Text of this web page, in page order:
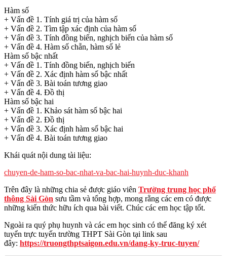
Hàm số
+ Vấn đề 1. Tính giá trị của hàm số
+ Vấn đề 2. Tìm tập xác định của hàm số
+ Vấn đề 3. Tính đồng biến, nghịch biến của hàm số
+ Vấn đề 4. Hàm số chẵn, hàm số lẻ
Hàm số bậc nhất
+ Vấn đề 1. Tính đồng biến, nghịch biến
+ Vấn đề 2. Xác định hàm số bậc nhất
+ Vấn đề 3. Bài toán tương giao
+ Vấn đề 4. Đồ thị
Hàm số bậc hai
+ Vấn đề 1. Khảo sát hàm số bậc hai
+ Vấn đề 2. Đồ thị
+ Vấn đề 3. Xác định hàm số bậc hai
+ Vấn đề 4. Bài toán tương giao
Khái quát nội dung tài liệu:
chuyen-de-ham-so-bac-nhat-va-bac-hai-huynh-duc-khanh
Trên đây là những chia sẻ được giáo viên Trường trung học phổ
thông Sài Gòn sưu tầm và tổng hợp, mong rằng các em có được
những kiến thức hữu ích qua bài viết. Chúc các em học tập tốt.
Ngoài ra quý phụ huynh và các em học sinh có thể đăng ký xét
tuyển trực tuyến trường THPT Sài Gòn tại link sau
đây: https://truongthptsaigon.edu.vn/dang-ky-truc-tuyen/